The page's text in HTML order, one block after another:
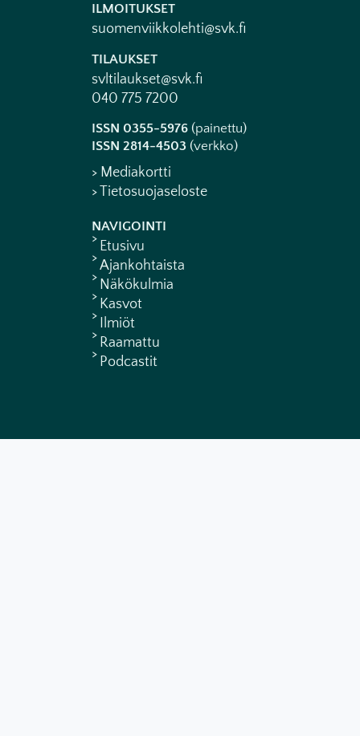
ILMOITUKSET
suomenviikkolehti@svk.fi
TILAUKSET
svltilaukset@svk.fi
040 775 7200
ISSN 0355-5976 (painettu)
ISSN 2814-4503 (verkko)
> Mediakortti
> Tietosuojaseloste
NAVIGOINTI
Etusivu
Ajankohtaista
Näkökulmia
Kasvot
Ilmiöt
Raamattu
Podcastit